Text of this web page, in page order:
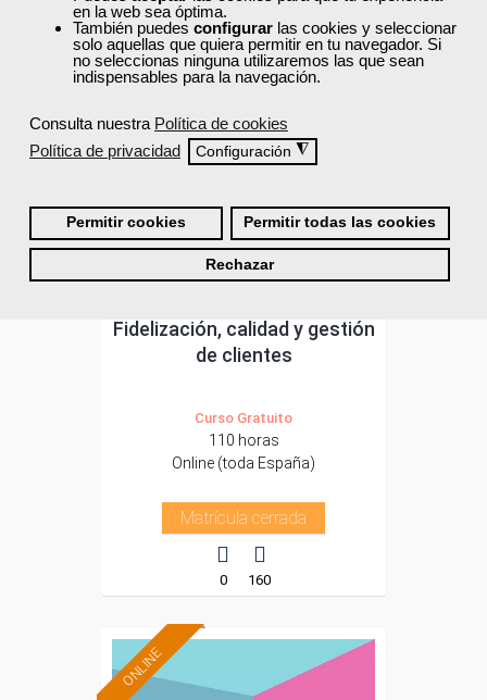
en la web sea óptima.
También puedes configurar las cookies y seleccionar
solo aquellas que quiera permitir en tu navegador. Si
no seleccionas ninguna utilizaremos las que sean
indispensables para la navegación.
Consulta nuestra Política de cookies
Política de privacidad
Configuración ◮
Permitir cookies Permitir todas las cookies
Rechazar
ONLINE
Cursos Femxa
Fidelización, calidad y gestión
de clientes
Curso Gratuito
110 horas
Online (toda España)
Matrícula cerrada
0 160
ONLINE